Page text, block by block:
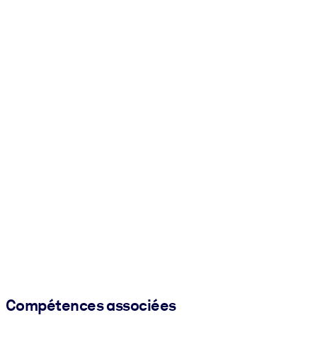
Compétences associées